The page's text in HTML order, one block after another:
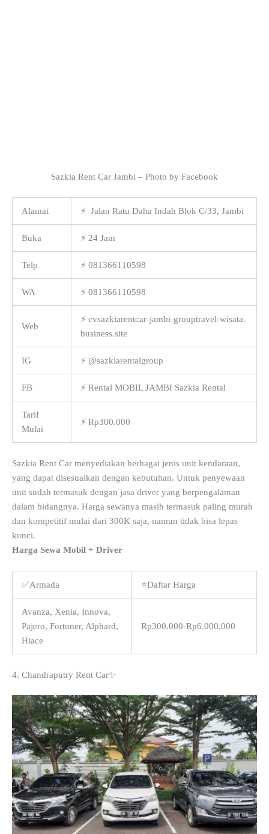
Sazkia Rent Car Jambi – Photo by Facebook
Alamat ⚡ Jalan Ratu Daha Indah Blok C/33, Jambi
Buka ⚡ 24 Jam
Telp ⚡ 081366110598
WA ⚡ 081366110598
Web
⚡ cvsazkiarentcar-jambi-grouptravel-wisata.
business.site
IG ⚡ @sazkiarentalgroup
FB ⚡ Rental MOBIL JAMBI Sazkia Rental
Tarif
Mulai
⚡ Rp300.000
Sazkia Rent Car menyediakan berbagai jenis unit kendaraan,
yang dapat disesuaikan dengan kebutuhan. Untuk penyewaan
unit sudah termasuk dengan jasa driver yang berpengalaman
dalam bidangnya. Harga sewanya masih termasuk paling murah
dan kompetitif mulai dari 300K saja, namun tidak bisa lepas
kunci.
Harga Sewa Mobil + Driver
✅Armada ⭐Daftar Harga
Avanza, Xenia, Innova,
Pajero, Fortuner, Alphard,
Hiace
Rp300.000-Rp6.000.000
4. Chandraputry Rent Car✨